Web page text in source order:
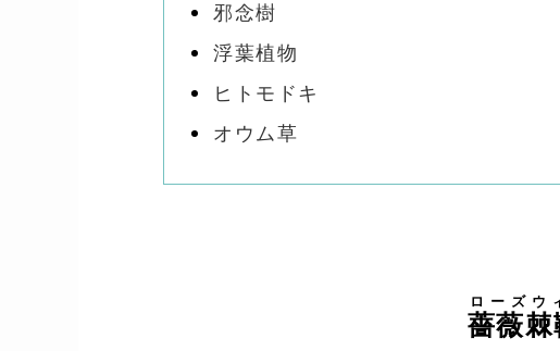
邪念樹
浮葉植物
ヒトモドキ
オウム草
薔薇棘
ローズウ